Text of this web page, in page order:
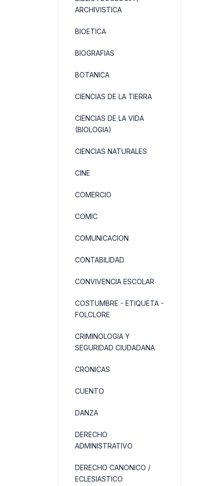
ARCHIVISTICA
BIOETICA
BIOGRAFIAS
BOTANICA
CIENCIAS DE LA TIERRA
CIENCIAS DE LA VIDA
(BIOLOGIA)
CIENCIAS NATURALES
CINE
COMERCIO
COMIC
COMUNICACION
CONTABILIDAD
CONVIVENCIA ESCOLAR
COSTUMBRE - ETIQUETA -
FOLCLORE
CRIMINOLOGIA Y
SEGURIDAD CIUDADANA
CRONICAS
CUENTO
DANZA
DERECHO
ADMINISTRATIVO
DERECHO CANONICO /
ECLESIASTICO